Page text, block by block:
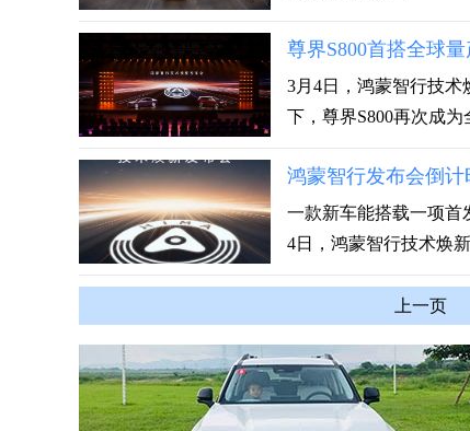
尊界S800首搭全球
3月4日，鸿蒙智行技
下，尊界S800再次成
鸿蒙智行发布会倒
一款新车能搭载一项首
4日，鸿蒙智行技术焕
上一页